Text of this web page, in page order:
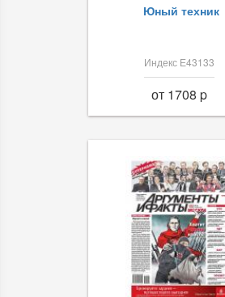
Юный техник
Индекс Е43133
от 1708 p